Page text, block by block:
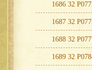
1686 32
1687 32
1688 32
1689 32